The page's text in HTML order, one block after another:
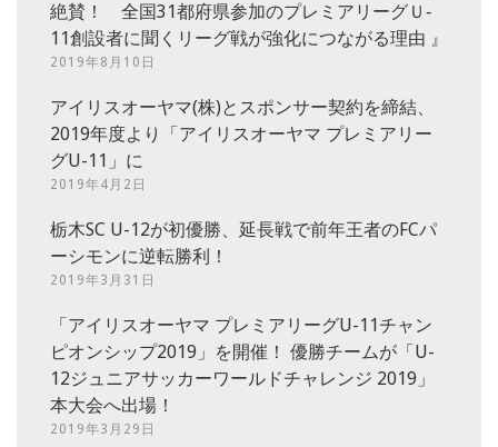
絶賛！ 全国31都府県参加のプレミアリーグＵ‐
11創設者に聞くリーグ戦が強化につながる理由 』
2019年8月10日
アイリスオーヤマ(株)とスポンサー契約を締結、
2019年度より「アイリスオーヤマ プレミアリー
グU-11」に
2019年4月2日
栃木SC U-12が初優勝、延長戦で前年王者のFCパ
ーシモンに逆転勝利！
2019年3月31日
「アイリスオーヤマ プレミアリーグU-11チャン
ピオンシップ2019」を開催！ 優勝チームが「U-
12ジュニアサッカーワールドチャレンジ 2019」
本大会へ出場！
2019年3月29日